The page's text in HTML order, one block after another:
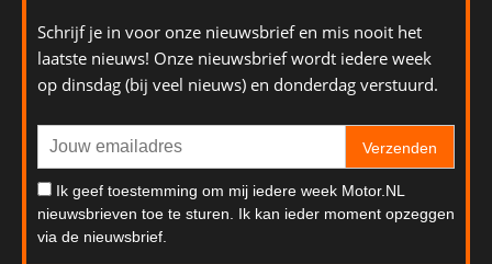
Schrijf je in voor onze nieuwsbrief en mis nooit het
laatste nieuws! Onze nieuwsbrief wordt iedere week
op dinsdag (bij veel nieuws) en donderdag verstuurd.
Verzenden
Ik geef toestemming om mij iedere week Motor.NL
nieuwsbrieven toe te sturen. Ik kan ieder moment opzeggen
via de nieuwsbrief.